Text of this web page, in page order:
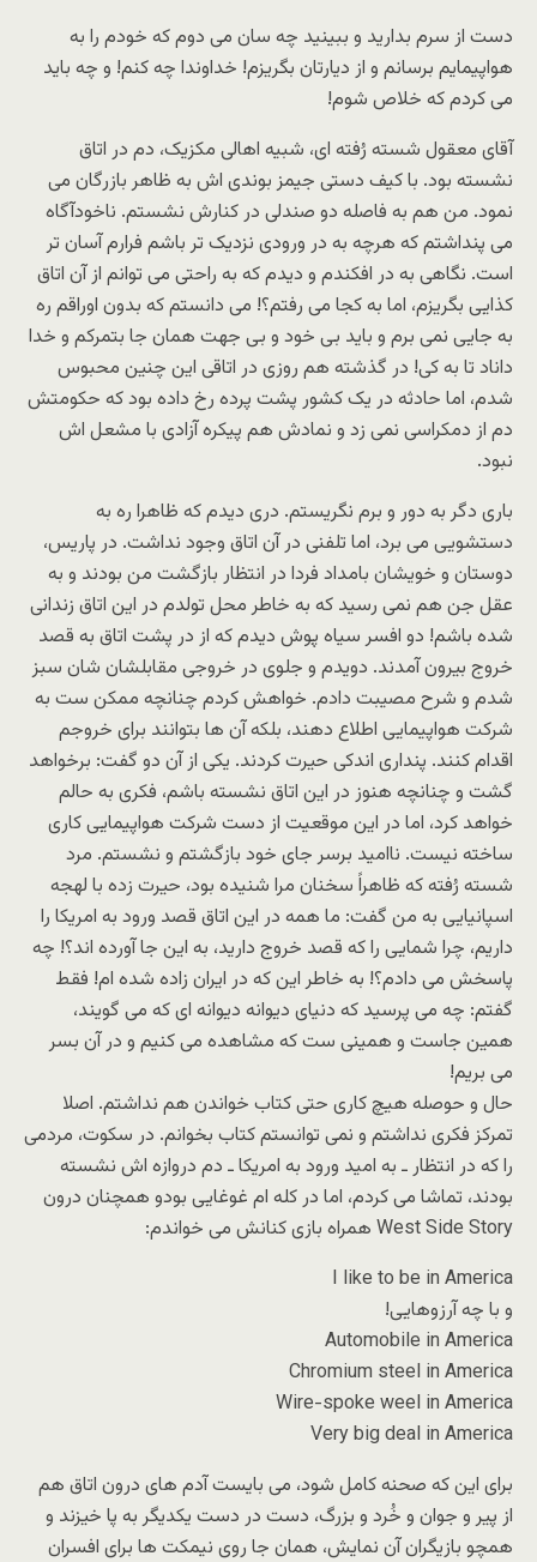
دست از سرم بدارید و ببینید چه سان می دوم که خودم را به
هواپیمایم برسانم و از دیارتان بگریزم! خداوندا چه کنم! و چه باید
می کردم که خلاص شوم!
آقای معقول شسته رُفته ای، شبیه اهالی مکزیک، دم در اتاق
نشسته بود. با کیف دستی جیمز بوندی اش به ظاهر بازرگان می
نمود. من هم به فاصله دو صندلی در کنارش نشستم. ناخودآگاه
می پنداشتم که هرچه به در ورودی نزدیک تر باشم فرارم آسان تر
است. نگاهی به در افکندم و دیدم که به راحتی می توانم از آن اتاق
کذایی بگریزم، اما به کجا می رفتم؟! می دانستم که بدون اوراقم ره
به جایی نمی برم و باید بی خود و بی جهت همان جا بتمرکم و خدا
داناد تا به کی! در گذشته هم روزی در اتاقی این چنین محبوس
شدم، اما حادثه در یک کشور پشت پرده رخ داده بود که حکومتش
دم از دمکراسی نمی زد و نمادش هم پیکره آزادی با مشعل اش
نبود.
باری دگر به دور و برم نگریستم. دری دیدم که ظاهرا ره به
دستشویی می برد، اما تلفنی در آن اتاق وجود نداشت. در پاریس،
دوستان و خویشان بامداد فردا در انتظار بازگشت من بودند و به
عقل جن هم نمی رسید که به خاطر محل تولدم در این اتاق زندانی
شده باشم! دو افسر سیاه پوش دیدم که از در پشت اتاق به قصد
خروج بیرون آمدند. دویدم و جلوی در خروجی مقابلشان شان سبز
شدم و شرح مصیبت دادم. خواهش کردم چنانچه ممکن ست به
شرکت هواپیمایی اطلاع دهند، بلکه آن ها بتوانند برای خروجم
اقدام کنند. پنداری اندکی حیرت کردند. یکی از آن دو گفت: برخواهد
گشت و چنانچه هنوز در این اتاق نشسته باشم، فکری به حالم
خواهد کرد، اما در این موقعیت از دست شرکت هواپیمایی کاری
ساخته نیست. ناامید برسر جای خود بازگشتم و نشستم. مرد
شسته رُفته که ظاهراً سخنان مرا شنیده بود، حیرت زده با لهجه
اسپانیایی به من گفت: ما همه در این اتاق قصد ورود به امریکا را
داریم، چرا شمایی را که قصد خروج دارید، به این جا آورده اند؟! چه
پاسخش می دادم؟! به خاطر این که در ایران زاده شده ام! فقط
گفتم: چه می پرسید که دنیای دیوانه دیوانه ای که می گویند،
همین جاست و همینی ست که مشاهده می کنیم و در آن بسر
می بریم!
حال و حوصله هیچ کاری حتی کتاب خواندن هم نداشتم. اصلا
تمرکز فکری نداشتم و نمی توانستم کتاب بخوانم. در سکوت، مردمی
را که در انتظار ـ به امید ورود به امریکا ـ دم دروازه اش نشسته
بودند، تماشا می کردم، اما در کله ام غوغایی بودو همچنان درون
West Side Story همراه بازی کنانش می خواندم:
I like to be in America
و با چه آرزوهایی!
Automobile in America
Chromium steel in America
Wire-spoke weel in America
Very big deal in America
برای این که صحنه کامل شود، می بایست آدم های درون اتاق هم
از پیر و جوان و خُرد و بزرگ، دست در دست یکدیگر به پا خیزند و
همچو بازیگران آن نمایش، همان جا روی نیمکت ها برای افسران